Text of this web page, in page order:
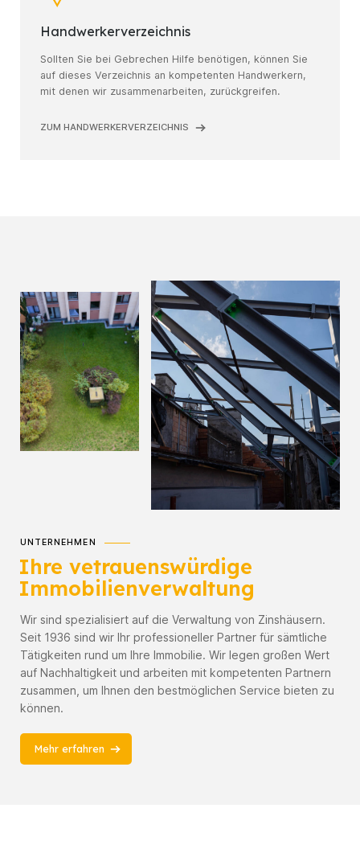
Handwerker­verzeichnis
Sollten Sie bei Gebrechen Hilfe benötigen, können Sie
auf dieses Verzeichnis an kompetenten Handwerkern,
mit denen wir zusammenarbeiten, zurückgreifen.
ZUM HANDWERKERVERZEICHNIS
UNTERNEHMEN
Ihre vetrauenswürdige
Immobilien­verwaltung
Wir sind spezialisiert auf die Verwaltung von Zinshäusern.
Seit 1936 sind wir Ihr professioneller Partner für sämtliche
Tätigkeiten rund um Ihre Immobilie. Wir legen großen Wert
auf Nachhaltigkeit und arbeiten mit kompetenten Partnern
zusammen, um Ihnen den bestmöglichen Service bieten zu
können.
Mehr erfahren